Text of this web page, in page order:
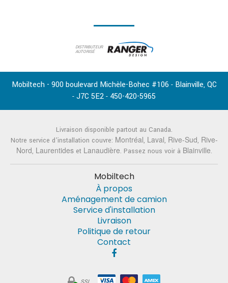
DISTRIBUTEUR
AUTORISÉ
Mobiltech - 900 boulevard Michèle-Bohec #106 - Blainville, QC
- J7C 5E2 - 450-420-5965
Livraison disponible partout au Canada.
Notre service d'installation couvre: Montréal, Laval, Rive-Sud, Rive-
Nord, Laurentideset Lanaudière. Passez nous voir à Blainville.
Mobiltech
À propos
Aménagement de camion
Service d'installation
Livraison
Politique de retour
Contact